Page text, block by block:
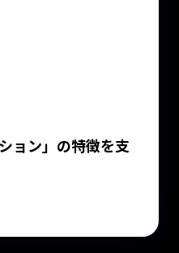
ョン」の特徴を支